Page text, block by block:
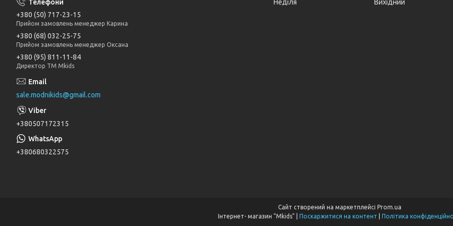
+380 (50) 717-23-15
Прийом замовлень менеджер Карина
+380 (68) 032-25-75
Прийом замовлень менеджер Оксана
+380 (95) 811-11-84
Директор ТМ Mkids
sale.modnikids@gmail.com
+380507172315
+380680322575
Неділя Вихідний
Сайт створений на маркетплейсі Prom.ua
Поскаржитися на контент Політика